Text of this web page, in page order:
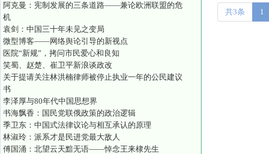
阿克曼：宪制发展的三条道路——兼论欧洲联盟的危
机
袁剑：中国三十年未见之变局
微型博客——网络舆论引导的新视点
医院“新规”，拷问市民爱心和良知
笑蜀、赵楚、崔卫平新浪谈政改
关于提请关注林洪楠律师被停止执业一年的公民建议
书
李泽厚与80年代中国思想界
书海飘香：国民党联俄政策的政治逻辑
季卫东：中国式法律议论与相互承认的原理
林淑玲：派系才是民进党最大敌人
傅国涌：北望云天黯无语——悼念王来棣先生
共3条 1